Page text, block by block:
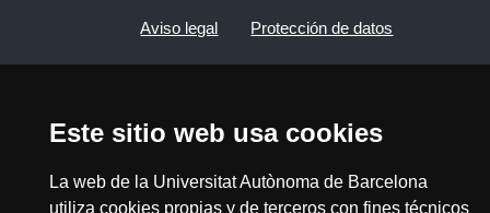
Este sitio web usa cookies
La web de la Universitat Autònoma de Barcelona
utiliza cookies propias y de terceros con fines técnicos
Aviso legal Protección de datos
Mapa del web UAB
2026 Divulga UAB - Commons Reconocimiento -